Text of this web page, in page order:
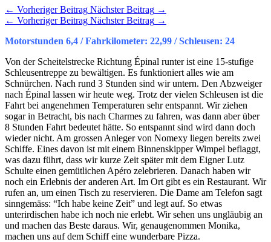
← Vorheriger Beitrag Nächster Beitrag →
← Vorheriger Beitrag Nächster Beitrag →
Motorstunden 6,4 / Fahrkilometer: 22,99 / Schleusen: 24
Von der Scheitelstrecke Richtung Épinal runter ist eine 15-stufige
Schleusentreppe zu bewältigen. Es funktioniert alles wie am
Schnürchen. Nach rund 3 Stunden sind wir untern. Den Abzweiger
nach Épinal lassen wir heute weg. Trotz der vielen Schleusen ist die
Fahrt bei angenehmen Temperaturen sehr entspannt. Wir ziehen
sogar in Betracht, bis nach Charmes zu fahren, was dann aber über
8 Stunden Fahrt bedeutet hätte. So entspannt sind wird dann doch
wieder nicht. Am grossen Anleger von Nomexy liegen bereits zwei
Schiffe. Eines davon ist mit einem Binnenskipper Wimpel beflaggt,
was dazu führt, dass wir kurze Zeit später mit dem Eigner Lutz
Schulte einen gemütlichen Apéro zelebrieren. Danach haben wir
noch ein Erlebnis der anderen Art. Im Ort gibt es ein Restaurant. Wir
rufen an, um einen Tisch zu reservieren. Die Dame am Telefon sagt
sinngemäss: “Ich habe keine Zeit” und legt auf. So etwas
unterirdischen habe ich noch nie erlebt. Wir sehen uns ungläubig an
und machen das Beste daraus. Wir, genaugenommen Monika,
machen uns auf dem Schiff eine wunderbare Pizza.